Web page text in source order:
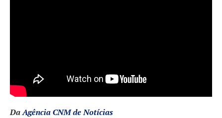
DaAgência CNM de Notícias